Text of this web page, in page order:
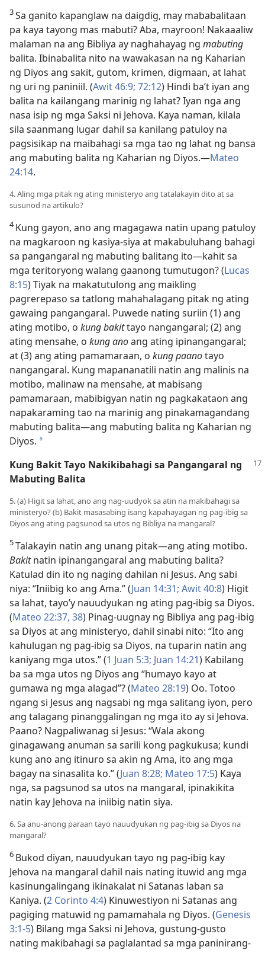
3Sa ganito kapanglaw na daigdig, may mababalitaan
pa kaya tayong mas mabuti? Aba, mayroon! Nakaaaliw
malaman na ang Bibliya ay naghahayag ng mabuting
balita. Ibinabalita nito na wawakasan na ng Kaharian
ng Diyos ang sakit, gutom, krimen, digmaan, at lahat
ng uri ng paniniil. (Awit 46:9; 72:12) Hindi ba’t iyan ang
balita na kailangang marinig ng lahat? Iyan nga ang
nasa isip ng mga Saksi ni Jehova. Kaya naman, kilala
sila saanmang lugar dahil sa kanilang patuloy na
pagsisikap na maibahagi sa mga tao ng lahat ng bansa
ang mabuting balita ng Kaharian ng Diyos.​—Mateo
24:14.
4. Aling mga pitak ng ating ministeryo ang tatalakayin dito at sa
susunod na artikulo?
4Kung gayon, ano ang magagawa natin upang patuloy
na magkaroon ng kasiya-siya at makabuluhang bahagi
sa pangangaral ng mabuting balitang ito​—kahit sa
mga teritoryong walang gaanong tumutugon? (Lucas
8:15) Tiyak na makatutulong ang maikling
pagrerepaso sa tatlong mahahalagang pitak ng ating
gawaing pangangaral. Puwede nating suriin (1) ang
ating motibo, o kung bakittayo nangangaral; (2) ang
ating mensahe, o kung anoang ating ipinangangaral;
at (3) ang ating pamamaraan, o kung paanotayo
nangangaral. Kung mapananatili natin ang malinis na
motibo, malinaw na mensahe, at mabisang
pamamaraan, mabibigyan natin ng pagkakataon ang
napakaraming tao na marinig ang pinakamagandang
mabuting balita​—ang mabuting balita ng Kaharian ng
Diyos. *
Kung Bakit Tayo Nakikibahagi sa Pangangaral ng
Mabuting Balita
5. (a) Higit sa lahat, ano ang nag-uudyok sa atin na makibahagi sa
ministeryo? (b) Bakit masasabing isang kapahayagan ng pag-ibig sa
Diyos ang ating pagsunod sa utos ng Bibliya na mangaral?
5Talakayin natin ang unang pitak​—ang ating motibo.
Bakitnatin ipinangangaral ang mabuting balita?
Katulad din ito ng naging dahilan ni Jesus. Ang sabi
niya: “Iniibig ko ang Ama.” (Juan 14:31; Awit 40:8) Higit
sa lahat, tayo’y nauudyukan ng ating pag-ibig sa Diyos.
(Mateo 22:37, 38) Pinag-uugnay ng Bibliya ang pag-ibig
sa Diyos at ang ministeryo, dahil sinabi nito: “Ito ang
kahulugan ng pag-ibig sa Diyos, na tuparin natin ang
kaniyang mga utos.” (1 Juan 5:3; Juan 14:21) Kabilang
ba sa mga utos ng Diyos ang “humayo kayo at
gumawa ng mga alagad”? (Mateo 28:19) Oo. Totoo
ngang si Jesus ang nagsabi ng mga salitang iyon, pero
ang talagang pinanggalingan ng mga ito ay si Jehova.
Paano? Nagpaliwanag si Jesus: “Wala akong
ginagawang anuman sa sarili kong pagkukusa; kundi
kung ano ang itinuro sa akin ng Ama, ito ang mga
bagay na sinasalita ko.” (Juan 8:28; Mateo 17:5) Kaya
nga, sa pagsunod sa utos na mangaral, ipinakikita
natin kay Jehova na iniibig natin siya.
6. Sa anu-anong paraan tayo nauudyukan ng pag-ibig sa Diyos na
mangaral?
6 Bukod diyan, nauudyukan tayo ng pag-ibig kay
Jehova na mangaral dahil nais nating ituwid ang mga
kasinungalingang ikinakalat ni Satanas laban sa
Kaniya. (2 Corinto 4:4) Kinuwestiyon ni Satanas ang
pagiging matuwid ng pamamahala ng Diyos. (Genesis
3:1-5) Bilang mga Saksi ni Jehova, gustung-gusto
nating makibahagi sa paglalantad sa mga paninirang-